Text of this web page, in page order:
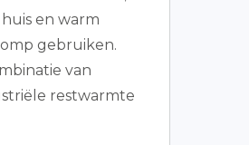
en warm
gebruiken.
van
restwarmte